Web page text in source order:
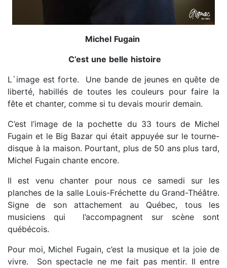
Michel Fugain
C’est une belle histoire
L`image est forte. Une bande de jeunes en quête de
liberté, habillés de toutes les couleurs pour faire la
fête et chanter, comme si tu devais mourir demain.
C’est l’image de la pochette du 33 tours de Michel
Fugain et le Big Bazar qui était appuyée sur le tourne-
disque à la maison. Pourtant, plus de 50 ans plus tard,
Michel Fugain chante encore.
Il est venu chanter pour nous ce samedi sur les
planches de la salle Louis-Fréchette du Grand-Théâtre.
Signe de son attachement au Québec, tous les
musiciens qui l’accompagnent sur scène sont
québécois.
Pour moi, Michel Fugain, c’est la musique et la joie de
vivre. Son spectacle ne me fait pas mentir. Il entre